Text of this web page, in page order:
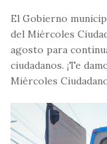
El Gobierno
del Miércoles
agosto para
ciudadanos. ¡Te
Miércoles